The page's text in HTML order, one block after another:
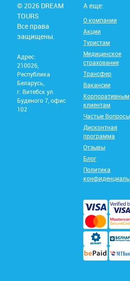
© 2026 DREAM
TOURS
Все права
защищены.
Адрес:
210026,
Республика
Беларусь,
г. Витебск ул.
Буденого 7, офис
102
А еще:
О компании
Акции
Туристам
Медицинское
страхование
Трансфер
Вакансии
Корпоративным
клиентам
Частые Вопросы
Дисконтная
программа
Отзывы
Блог
Политика